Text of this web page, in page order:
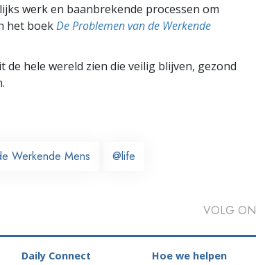
werk en baanbrekende processen om
het boekDe Problemen van de Werkende
de hele wereld zien die veilig blijven, gezond
Werkende Mens @life
VOLG
Daily Connect Hoe we helpen